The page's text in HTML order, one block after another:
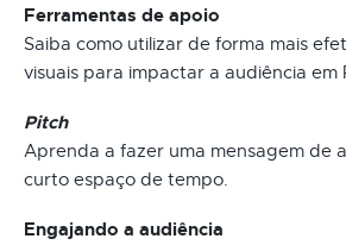
Ferramentas de apoio
Saiba como utilizar de forma mais
visuais para impactar a audiência em
Pitch
Aprenda a fazer uma mensagem de
curto espaço de tempo.
Engajando a audiência